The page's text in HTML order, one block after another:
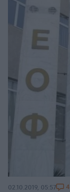
02.10.2019, 05:57 4